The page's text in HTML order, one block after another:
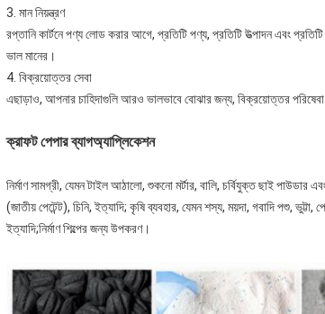
3. মান নিয়ন্ত্রণ
রপ্তানি কার্টনে পণ্য লোড করার আগে, প্রতিটি পণ্য, প্রতিটি উত্পাদন এবং
ভাল মানের।
4. বিক্রয়োত্তর সেবা
এছাড়াও, আপনার চাহিদাগুলি আরও ভালভাবে বোঝার জন্য, বিক্রয়োত্তর
ক্রাফট পেপার ব্যাগঅ্যাপ্লিকেশন
নির্মাণ সামগ্রী, যেমন টাইল আঠালো, শুকনো মর্টার, বালি, চর্বিযুক্ত ছাই
(জাতীয় পেটেন্ট), চিনি, ইত্যাদি; কৃষি ব্যবহার, যেমন শস্য, ময়দা, গবাদি পশু,
ইত্যাদি;নির্মাণ শিল্পের জন্য উপকরণ।